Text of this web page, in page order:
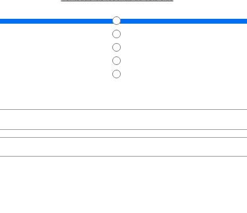
WOMAN EDP 100ML
REFLECTIONS EDP 100 ML VP